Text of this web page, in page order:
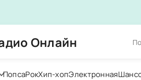
Онлайн
ПопсаРокХип-хопЭлектронная